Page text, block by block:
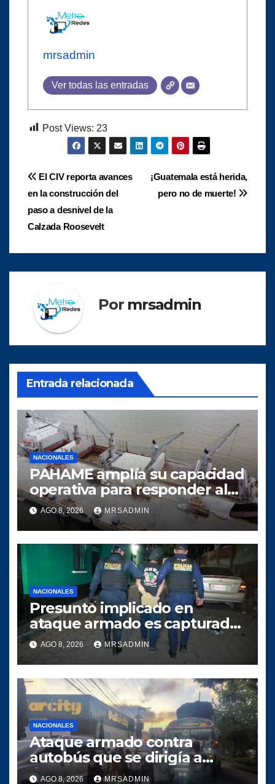
mrsadmin
Ver todas las entradas
Post Views: 23
Navegación
de
entradas
¡Guatemala está herida,
pero no de muerte!
El CIV reporta avances
en la construcción del
paso a desnivel de la
Calzada Roosevelt
Por mrsadmin
Entrada relacionada
NACIONALES
PAHAME amplía su capacidad
operativa para responder al
crecimiento del comercio
marítimo
AGO 8, 2026 MRSADMIN
NACIONALES
Presunto implicado en
ataque armado es capturado
tras persecución policial en
Villa Nueva
AGO 8, 2026 MRSADMIN
NACIONALES
Ataque armado contra
autobús que se dirigía a
Quiché deja dos heridos
AGO 8, 2026 MRSADMIN